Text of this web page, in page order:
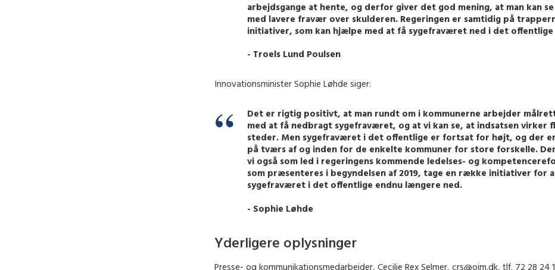
arbejdsgange at hente, og derfor giver det god mening, at man kan
med lavere fravær over skulderen. Regeringen er samtidig på
initiativer, som kan hjælpe med at få sygefraværet ned i det offentlige
- Troels Lund Poulsen
Innovationsminister Sophie Løhde siger:
Det er rigtig positivt, at man rundt om i kommunerne arbejder
med at få nedbragt sygefraværet, og at vi kan se, at indsatsen virker
steder. Men sygefraværet i det offentlige er fortsat for højt, og der
på tværs af og inden for de enkelte kommuner for store forskelle.
vi også som led i regeringens kommende ledelses- og
som præsenteres i begyndelsen af 2019, tage en række initiativer for
sygefraværet i det offentlige endnu længere ned.
- Sophie Løhde
Yderligere oplysninger
Presse- og kommunikationsmedarbejder, Cecilie Rex Selmer, crs@oim.dk, tlf. 72 28 24